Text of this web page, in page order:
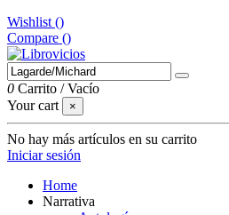
Wishlist ()
Compare ()
0 Carrito /Vacío
Your cart
×
No hay más artículos en su carrito
Iniciar sesión
Home
Narrativa